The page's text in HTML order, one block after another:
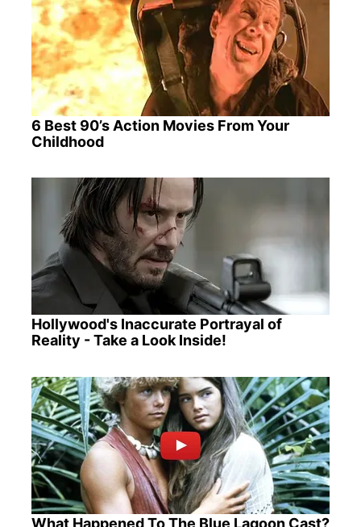
6 Best 90’s Action Movies From Your
Childhood
Hollywood's Inaccurate Portrayal of
Reality - Take a Look Inside!
What Happened To The Blue Lagoon Cast?